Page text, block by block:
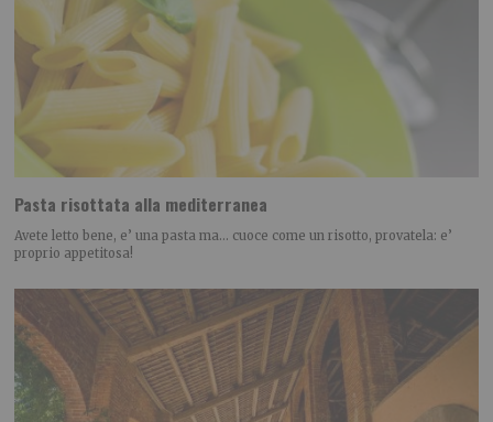
Pasta risottata alla mediterranea
Avete letto bene, e’ una pasta ma… cuoce come un risotto, provatela: e’
proprio appetitosa!